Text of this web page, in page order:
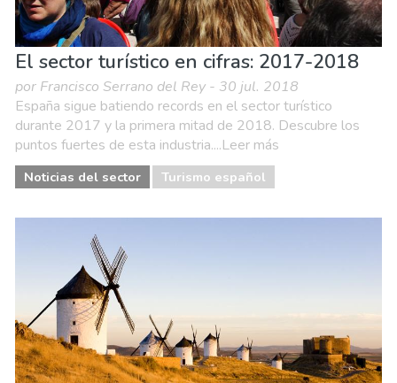
El sector turístico en cifras: 2017-2018
por Francisco Serrano del Rey - 30 jul. 2018
España sigue batiendo records en el sector turístico
durante 2017 y la primera mitad de 2018. Descubre los
puntos fuertes de esta industria....Leer más
Noticias del sector Turismo español